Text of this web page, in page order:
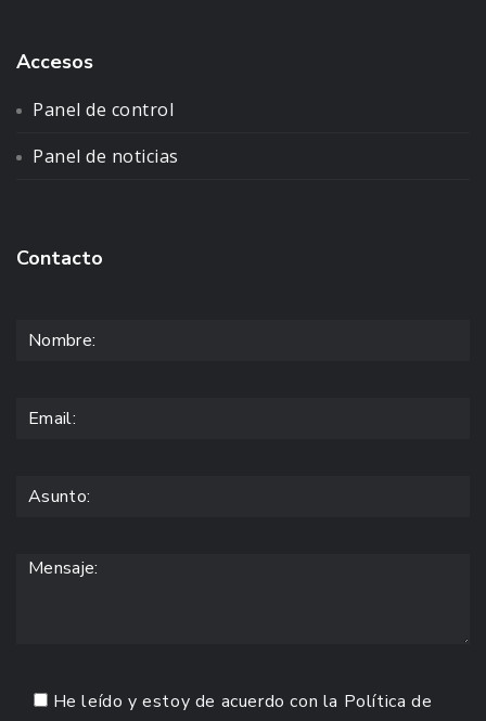
Accesos
Panel de control
Panel de noticias
Contacto
He leído y estoy de acuerdo con la Política de